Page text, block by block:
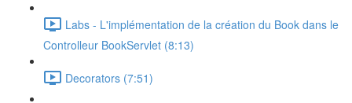
Labs - L'implémentation de la création du Book dans le
Controlleur BookServlet (8:13)
Decorators (7:51)